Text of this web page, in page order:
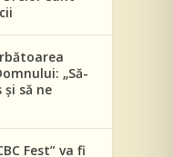
„Să-
și să ne
Fest” va fi